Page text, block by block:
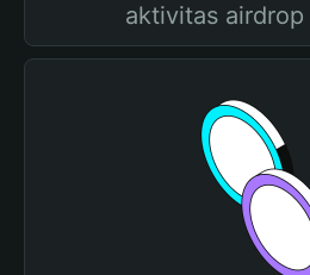
aktivitas